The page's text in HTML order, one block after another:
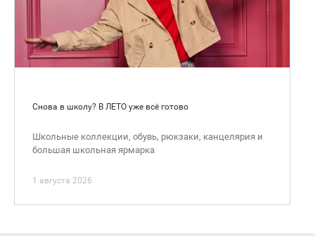
Снова в школу? В ЛЕТО уже всё готово
Школьные коллекции, обувь, рюкзаки, канцелярия и
большая школьная ярмарка
1 августа 2026